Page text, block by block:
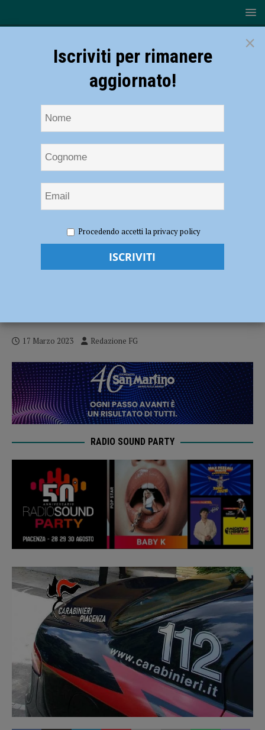
fucili da una casa di Monticelli, armi gettate dai malviventi durante la
fuga e ritrovate
Rubano tre fucili da una casa di
17 Marzo 2023 Redazione FG
RADIO SOUND PARTY
×
Iscriviti per rimanere
aggiornato!
Procedendo accetti la privacy policy